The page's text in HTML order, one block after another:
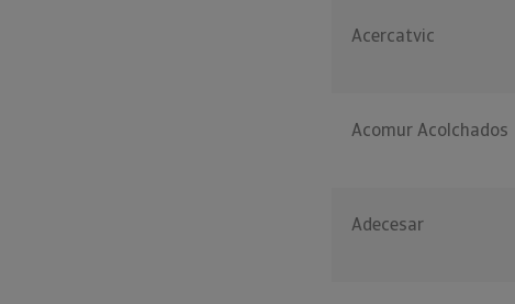
Acercatvic
Acomur Acolchados
Adecesar